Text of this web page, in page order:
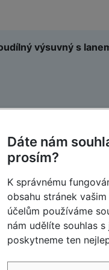
výsuvný s
dílu opatřen kolečky?
kolečka.
Dáte nám
prosím?
K správnému
obsahu stránek
účelům používáme
nám udělíte souhlas
poskytneme ten